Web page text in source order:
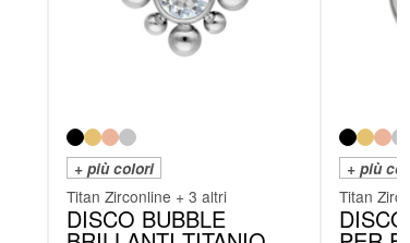
+ più colori
Titan Zirconline + 3 altri
DISCO BUBBLE
+ più
Titan